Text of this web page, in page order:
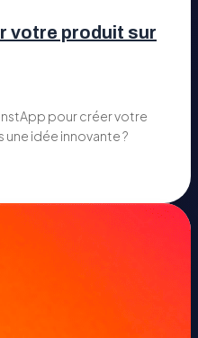
votre produit sur
pour créer votre
idée innovante ?